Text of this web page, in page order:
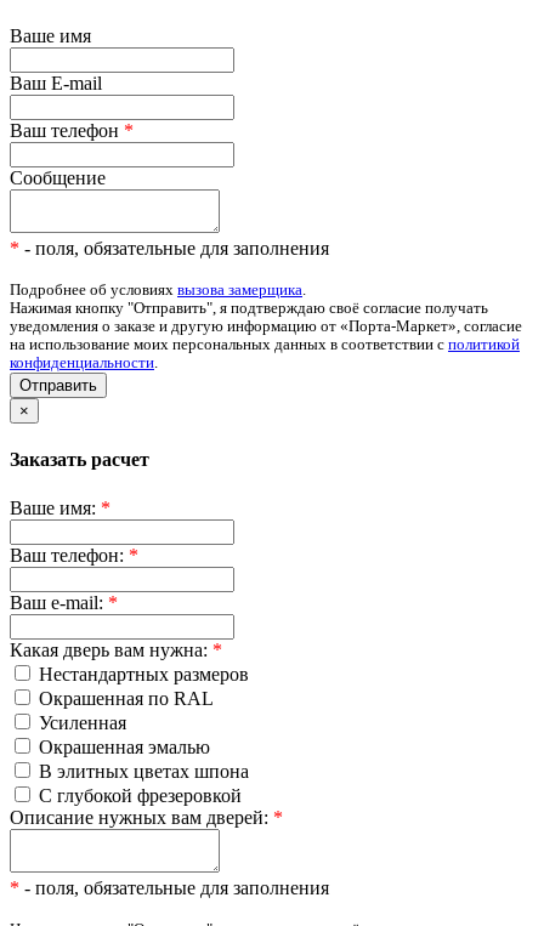
Ваше имя
Ваш E-mail
Ваш телефон *
Сообщение
* - поля, обязательные для заполнения
Подробнее об условиях вызова замерщика.
Нажимая кнопку "Отправить", я подтверждаю своё согласие получать
уведомления о заказе и другую информацию от «Порта-Маркет», согласие
на использование моих персональных данных в соответствии с политикой
конфиденциальности.
Отправить
×
Заказать расчет
Ваше имя: *
Ваш телефон: *
Ваш e-mail: *
Какая дверь вам нужна: *
Нестандартных размеров
Окрашенная по RAL
Усиленная
Окрашенная эмалью
В элитных цветах шпона
С глубокой фрезеровкой
Описание нужных вам дверей: *
* - поля, обязательные для заполнения